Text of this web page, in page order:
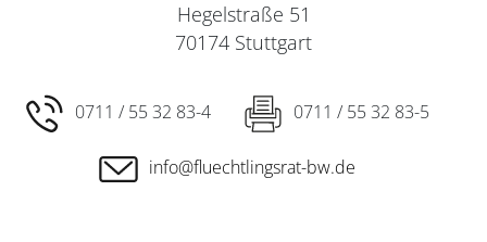
Hegelstraße 51
70174 Stuttgart
0711 / 55 32 83-4 0711 / 55 32 83-5
info@fluechtlingsrat-bw.de